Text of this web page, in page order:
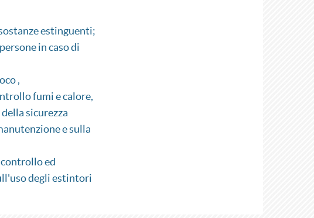
estinguenti;
in caso di
,
fumi e calore,
sicurezza
e sulla
ed
degli estintori